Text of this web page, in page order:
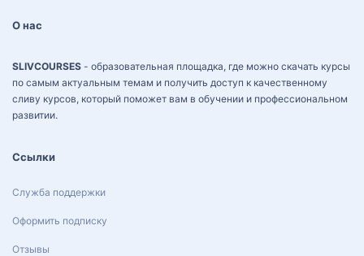
О нас
SLIVCOURSES - образовательная площадка, где можно скачать курсы
по самым актуальным темам и получить доступ к качественному
сливу курсов, который поможет вам в обучении и профессиональном
развитии.
Ссылки
Служба поддержки
Оформить подписку
Отзывы